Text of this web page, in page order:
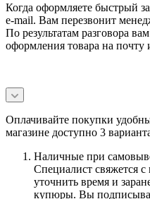
Когда оформляете быстрый
e-mail. Вам перезвонит
По результатам разговора
оформления товара на
Оплачивайте покупки
магазине доступно 3
Наличные при
Специалист свяжется
уточнить время и
купюры. Вы